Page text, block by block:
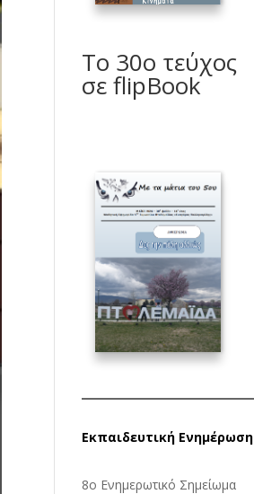
Το 30ο τεύχος
σε flipBook
Εκπαιδευτική Ενημέρωση
8ο Ενημερωτικό Σημείωμα